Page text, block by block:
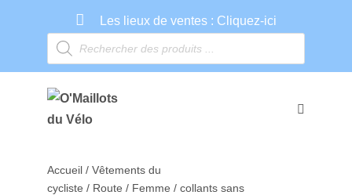
Les lieux de ventes : Cliquez-ici
Recherche
de
produits
Accueil / Vêtements du
cycliste / Route / Femme / collants sans